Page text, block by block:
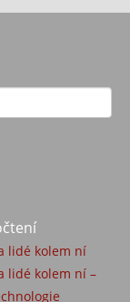
lidé kolem ní
lidé kolem ní –